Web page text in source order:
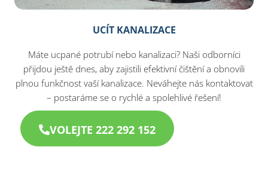
UCÍT KANALIZACE
Máte ucpané potrubí nebo kanalizaci? Naši odborníci
přijdou ještě dnes, aby zajistili efektivní čištění a obnovili
plnou funkčnost vaší kanalizace. Neváhejte nás kontaktovat
– postaráme se o rychlé a spolehlivé řešení!
VOLEJTE 222 292 152